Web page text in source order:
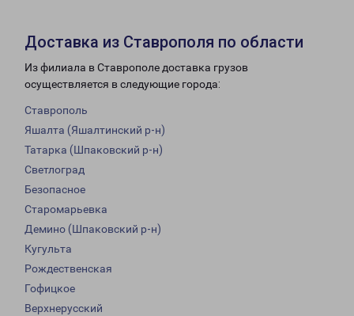
Доставка из Ставрополя по области
Из филиала в Ставрополе доставка грузов
осуществляется в следующие города:
Ставрополь
Яшалта (Яшалтинский р-н)
Татарка (Шпаковский р-н)
Светлоград
Безопасное
Старомарьевка
Демино (Шпаковский р-н)
Кугульта
Рождественская
Гофицкое
Верхнерусский